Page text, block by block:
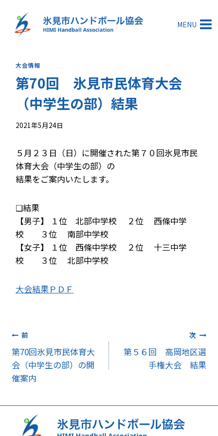
MENU
大会情報
第70回 氷見市民体育大会
（中学生の部）結果
2021年5月24日
５月２３日（日）に開催された第７０回氷見市民
体育大会（中学生の部）の
結果をご案内いたします。
❑結果
【男子】 １位 北部中学校 ２位 西條中学
校 ３位 南部中学校
【女子】 １位 西條中学校 ２位 十三中学
校 ３位 北部中学校
大会結果ＰＤＦ
投
稿
ナ
ゲ
前
第70回氷見市民体育大
会（中学生の部）の開
催案内
次
第５６回 高岡地区選
手権大会 結果